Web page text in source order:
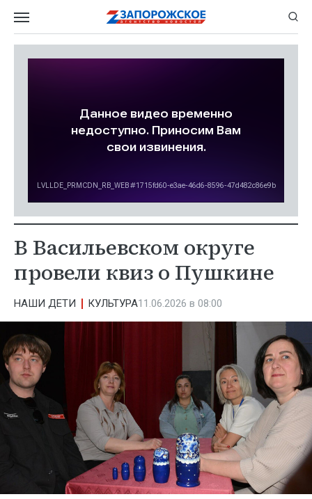
В Васильевском округе
провели квиз о Пушкине
НАШИ ДЕТИ КУЛЬТУРА11.06.2026 в 08:00